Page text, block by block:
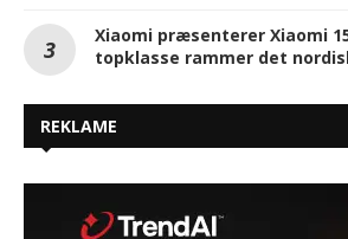
Xiaomi præsenterer Xiaomi
topklasse rammer det
REKLAME